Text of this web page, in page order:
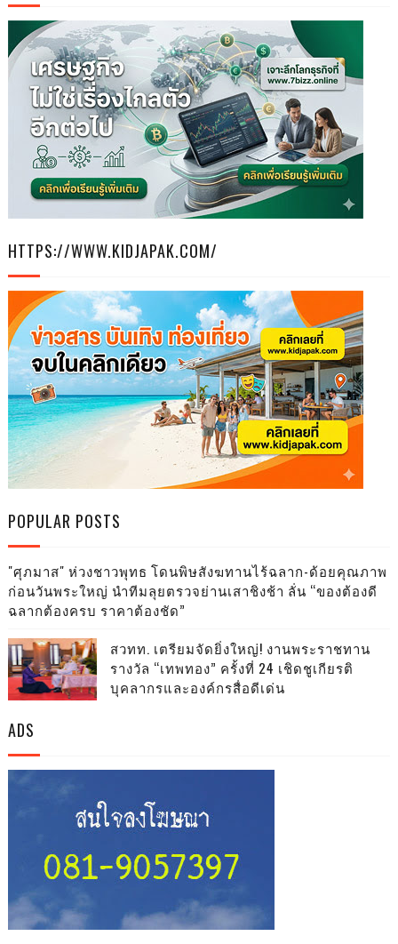
HTTPS://WWW.KIDJAPAK.COM/
POPULAR POSTS
"ศุภมาส" ห่วงชาวพุทธ โดนพิษสังฆทานไร้ฉลาก-ด้อยคุณภาพ
ก่อนวันพระใหญ่ นำทีมลุยตรวจย่านเสาชิงช้า ลั่น “ของต้องดี
ฉลากต้องครบ ราคาต้องชัด”
สวทท. เตรียมจัดยิ่งใหญ่! งานพระราชทาน
รางวัล “เทพทอง” ครั้งที่ 24 เชิดชูเกียรติ
บุคลากรและองค์กรสื่อดีเด่น
ADS